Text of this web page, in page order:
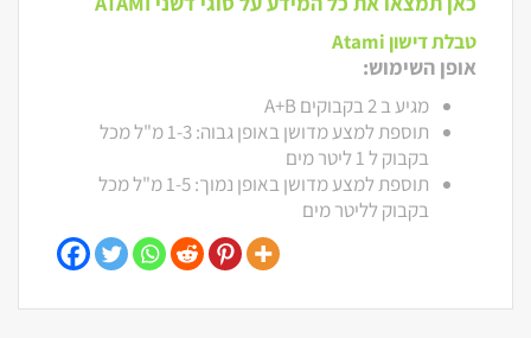
טבלת דישון Atami
אופן השימוש:
מגיע ב 2 בקבוקים A+B
תוספת למצע מדושן באופן גבוה: 1-3 מ"ל מכל
בקבוק ל 1 ליטר מים
תוספת למצע מדושן באופן נמוך: 1-5 מ"ל מכל
בקבוק לליטר מים